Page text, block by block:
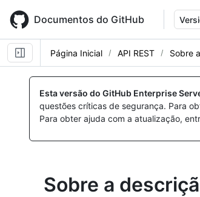
main
content
Documentos do GitHub
Página Inicial API REST Sobre
Esta versão do GitHub Enterprise
questões críticas de segurança. Para
Para obter ajuda com a atualização,
Sobre a